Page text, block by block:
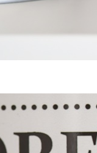
TopDogs